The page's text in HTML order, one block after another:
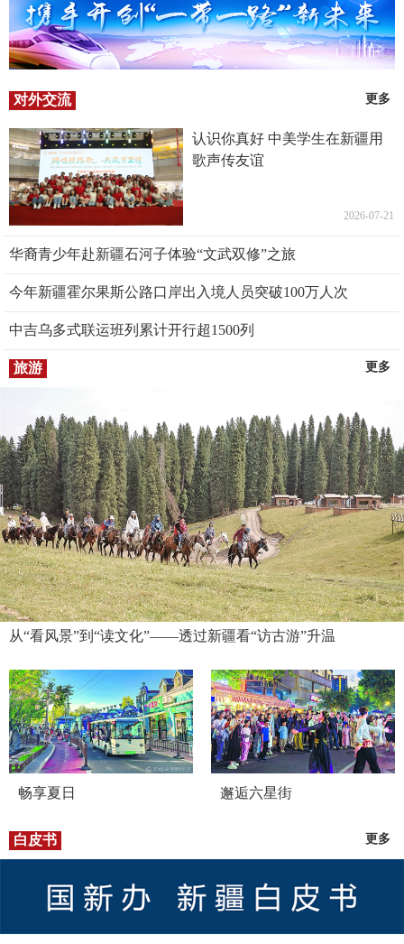
对外交流 更多
认识你真好 中美学生在新疆用
歌声传友谊
2026-07-21
华裔青少年赴新疆石河子体验“文武双修”之旅
今年新疆霍尔果斯公路口岸出入境人员突破100万人次
中吉乌多式联运班列累计开行超1500列
旅游 更多
从“看风景”到“读文化”——透过新疆看“访古游”升温
畅享夏日 邂逅六星街
白皮书 更多